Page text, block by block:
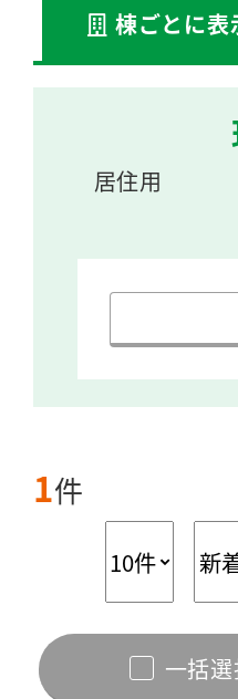
棟ごとに表
居住用
1件
一括